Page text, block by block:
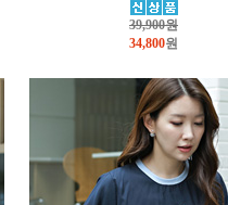
39,900원
34,800원